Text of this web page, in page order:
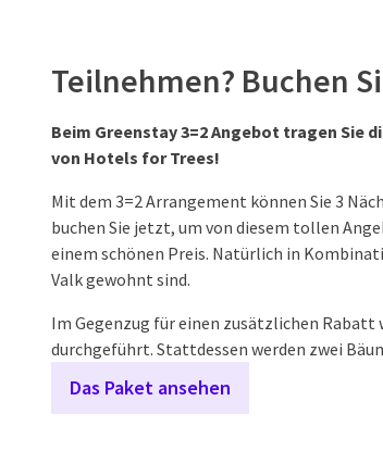
Teilnehmen? Buchen
Beim Greenstay 3=2 Angebot tragen Sie
von Hotels for Trees!
Mit dem 3=2 Arrangement können Sie 3
buchen Sie jetzt, um von diesem tollen
einem schönen Preis. Natürlich in
Valk gewohnt sind.
Im Gegenzug für einen zusätzlichen
durchgeführt. Stattdessen werden zwei
Das Paket ansehen